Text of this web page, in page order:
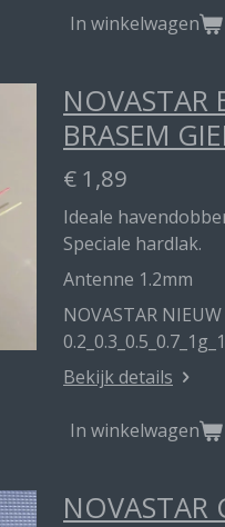
In winkelwagen
NOVASTAR
BRASEM
€ 1,89
Ideale
Speciale hardlak.
Antenne 1.2mm
NOVASTAR
Bekijk details
In winkelwagen
NOVASTAR